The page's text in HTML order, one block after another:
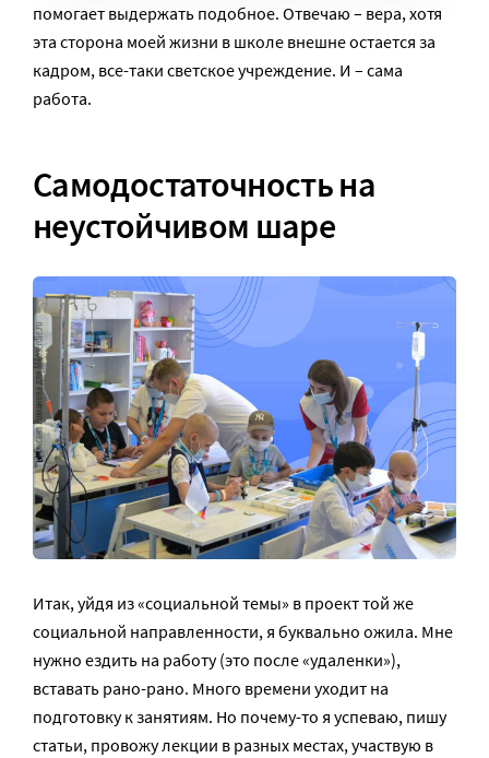
помогает выдержать подобное. Отвечаю – вера, хотя
эта сторона моей жизни в школе внешне остается за
кадром, все-таки светское учреждение. И – сама
работа.
Самодостаточность на
неустойчивом шаре
Итак, уйдя из «социальной темы» в проект той же
социальной направленности, я буквально ожила. Мне
нужно ездить на работу (это после «удаленки»),
вставать рано-рано. Много времени уходит на
подготовку к занятиям. Но почему-то я успеваю, пишу
статьи, провожу лекции в разных местах, участвую в